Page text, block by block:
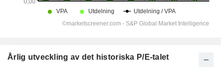
Årlig utveckling av det historiska P/E-talet